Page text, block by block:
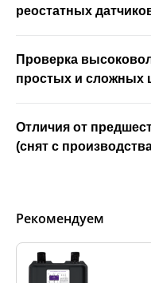
реостатных
Проверка
простых и сложных
Отличия от
(снят с
Рекомендуем